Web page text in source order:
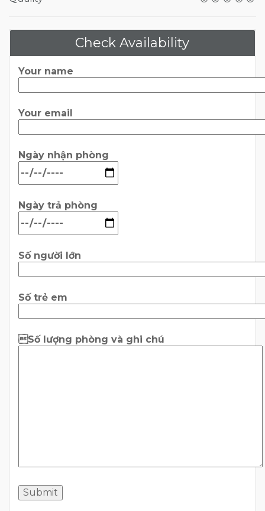
Check Availability
Your name
Your email
Ngày nhận phòng
Ngày trả phòng
Số người lớn
Số trẻ em
Số lượng phòng và ghi chú